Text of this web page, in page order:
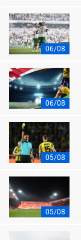
06/08
06/08
05/08
05/08